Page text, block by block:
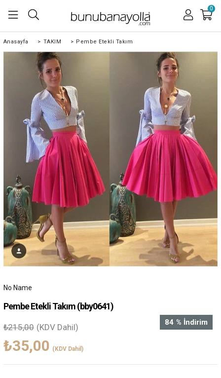
0
Anasayfa > TAKIM > Pembe Etekli Takım
No Name
Pembe Etekli Takım(bby0641)
%
84 İndirim
₺215,00 (KDV Dahil)
₺35,00 (KDV Dahil)